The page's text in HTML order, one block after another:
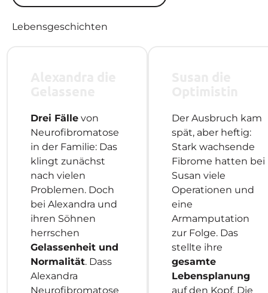
Lebensgeschichten
Drei Fällevon
Neurofibromatose
in der Familie: Das
klingt zunächst
nach vielen
Problemen. Doch
bei Alexandra und
ihren Söhnen
herrschen
Gelassenheit und
Normalität. Dass
Alexandra
Neurofibromatose
Der Ausbruch kam
spät, aber heftig:
Stark wachsende
Fibrome hatten bei
Susan viele
Operationen und
eine
Armamputation
zur Folge. Das
stellte ihre
gesamte
Lebensplanung
auf den Kopf. Die